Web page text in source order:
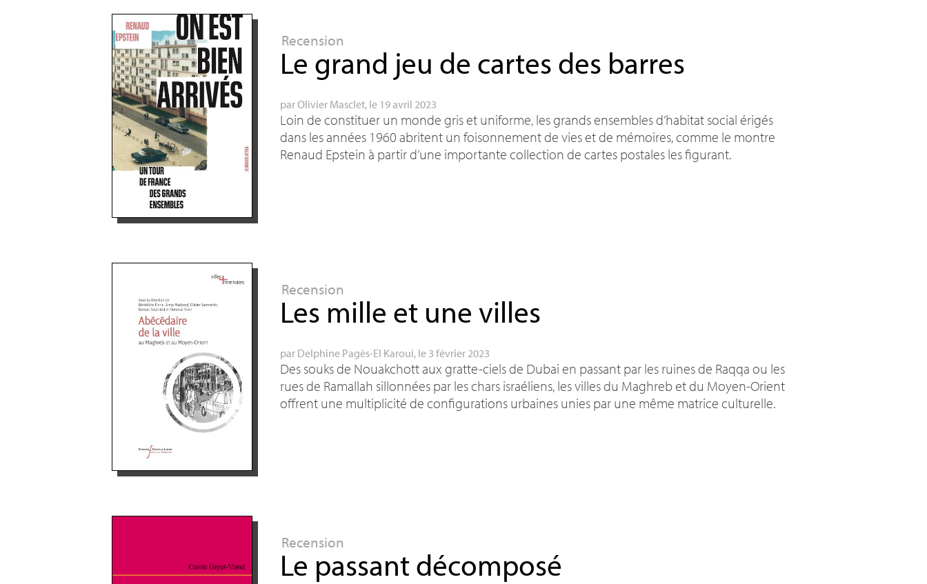
Recension
Le grand jeu de cartes des barres
parOlivier Masclet, le 19 avril 2023
Loin de constituer un monde gris et uniforme, les grands ensembles d’habitat social érigés
dans les années 1960 abritent un foisonnement de vies et de mémoires, comme le montre
Renaud Epstein à partir d’une importante collection de cartes postales les figurant.
Recension
Les mille et une villes
par Delphine Pagès-El Karoui, le 3 février 2023
Des souks de Nouakchott aux gratte-ciels de Dubai en passant par les ruines de Raqqa ou les
rues de Ramallah sillonnées par les chars israéliens, les villes du Maghreb et du Moyen-Orient
offrent une multiplicité de configurations urbaines unies par une même matrice culturelle.
Recension
Le passant décomposé